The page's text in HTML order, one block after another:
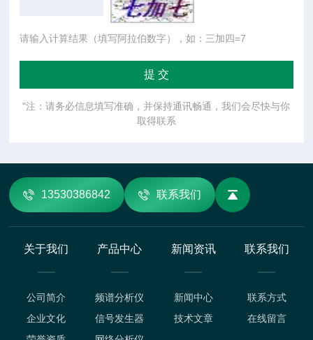
请输入计算结果（填写阿拉伯数字），如：三加四=7
"注：请务必信息填写准确，并保持通讯畅通，我们会尽快与你
取得联系
13530386842 联系我们
关于我们
公司简介
企业文化
产品中心
频谱分析仪
信号发生器
新闻资讯
新闻中心
技术文章
联系我们
联系方式
在线留言